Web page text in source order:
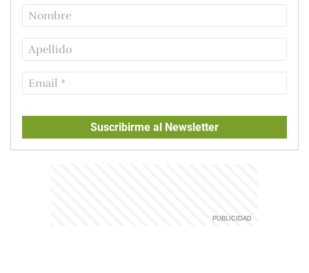
Suscribirme al Newsletter